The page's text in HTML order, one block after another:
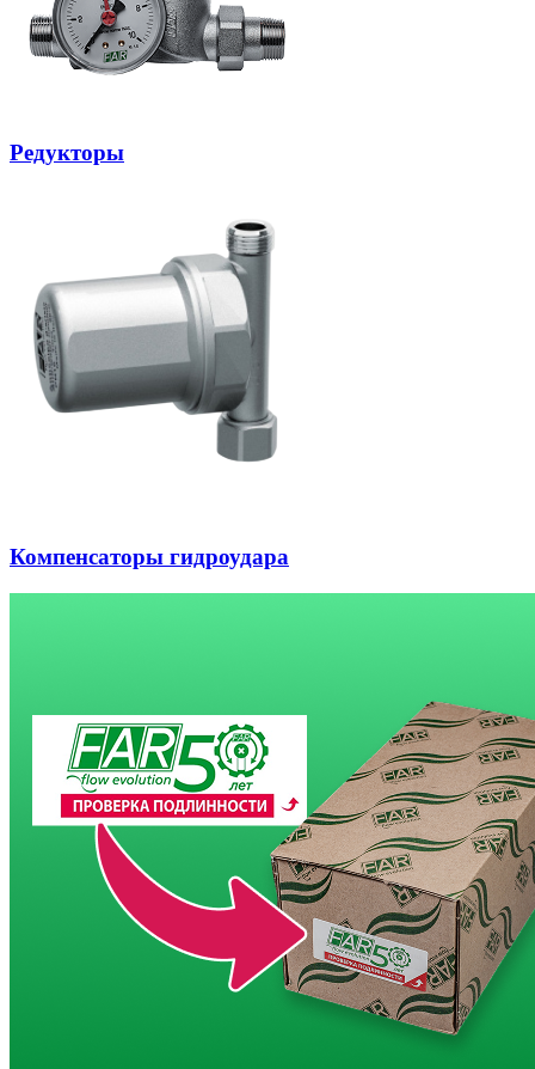
Редукторы
Компенсаторы гидроудара